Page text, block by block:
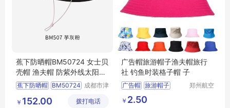
蕉下防晒帽BM50724 女士贝
壳帽 渔夫帽 防紫外线太阳帽
子
蕉下防晒帽 BM50724
防紫外线太阳帽子
成都市津
技有限公
￥ 152.00 拨打电话
广告帽旅游帽子渔夫帽旅行
社 钓鱼时装格子帽 子
广告帽 旅游帽子
渔夫帽 旅行社定制帽
郑州航空
￥ 2.50